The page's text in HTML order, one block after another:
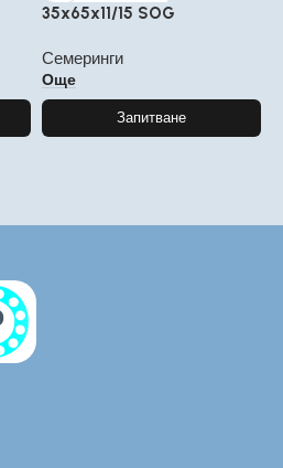
35x65x11/15 SOG
Семеринги
Още
Запитване